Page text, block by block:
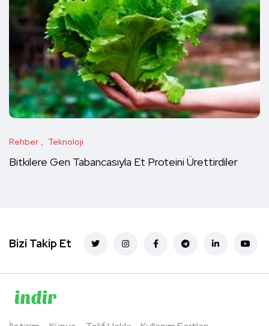
Rehber Teknoloji
Bitkilere Gen Tabancasıyla Et Proteini Ürettirdiler
Bizi Takip Et